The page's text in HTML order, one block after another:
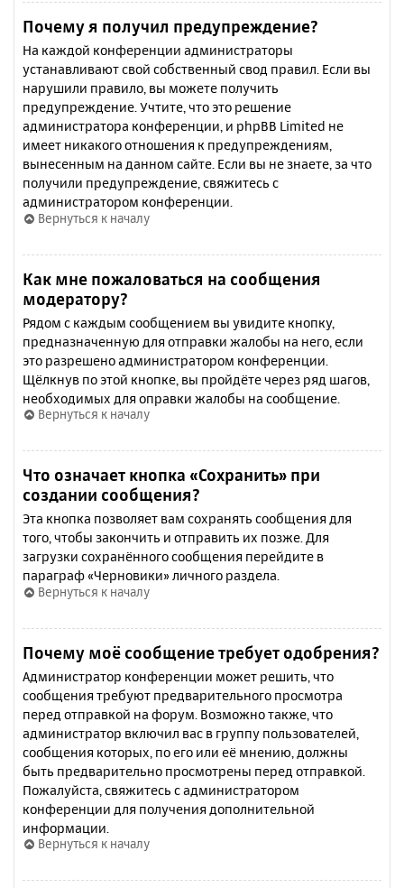
Почему я получил предупреждение?
На каждой конференции администраторы
устанавливают свой собственный свод правил. Если вы
нарушили правило, вы можете получить
предупреждение. Учтите, что это решение
администратора конференции, и phpBB Limited не
имеет никакого отношения к предупреждениям,
вынесенным на данном сайте. Если вы не знаете, за что
получили предупреждение, свяжитесь с
администратором конференции.
Вернуться к началу
Как мне пожаловаться на сообщения
модератору?
Рядом с каждым сообщением вы увидите кнопку,
предназначенную для отправки жалобы на него, если
это разрешено администратором конференции.
Щёлкнув по этой кнопке, вы пройдёте через ряд шагов,
необходимых для оправки жалобы на сообщение.
Вернуться к началу
Что означает кнопка «Сохранить» при
создании сообщения?
Эта кнопка позволяет вам сохранять сообщения для
того, чтобы закончить и отправить их позже. Для
загрузки сохранённого сообщения перейдите в
параграф «Черновики» личного раздела.
Вернуться к началу
Почему моё сообщение требует одобрения?
Администратор конференции может решить, что
сообщения требуют предварительного просмотра
перед отправкой на форум. Возможно также, что
администратор включил вас в группу пользователей,
сообщения которых, по его или её мнению, должны
быть предварительно просмотрены перед отправкой.
Пожалуйста, свяжитесь с администратором
конференции для получения дополнительной
информации.
Вернуться к началу